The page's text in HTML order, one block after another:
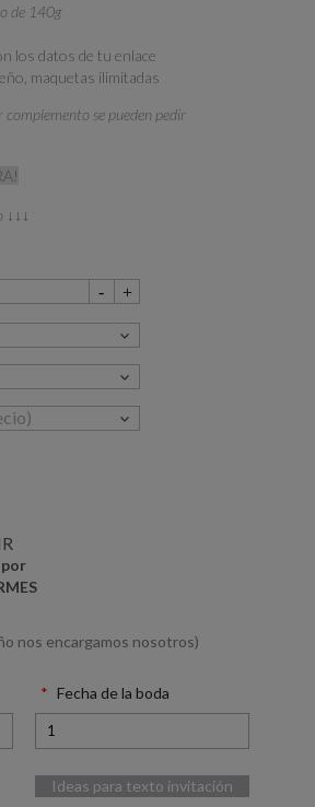
de 140g
los datos de tu enlace
maquetas ilimitadas
se pueden pedir
↓↓↓
nos encargamos nosotros)
Fecha de la boda
Ideas para texto invitación